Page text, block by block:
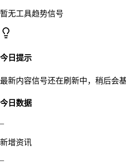
暂无工具趋势信号
今日提示
最新内容信号还在刷新中，稍后会
今日数据
–
新增资讯
–